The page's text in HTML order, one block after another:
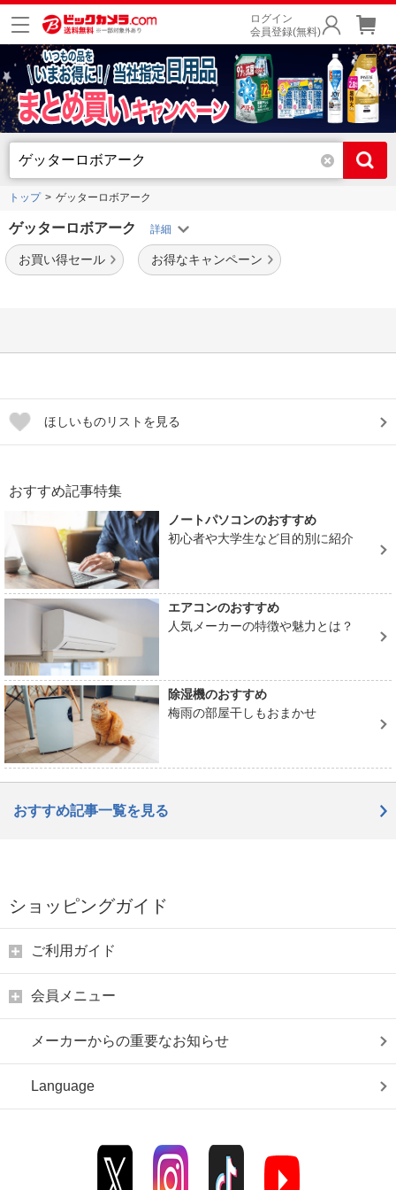
ログイン
会員登録(無料)
トップ ゲッターロボアーク
ゲッターロボアーク
お買い得セール お得なキャンペーン
ほしいものリストを見る
おすすめ記事特集
ノートパソコンのおすすめ
初心者や大学生など目的別に紹介
エアコンのおすすめ
人気メーカーの特徴や魅力とは？
除湿機のおすすめ
梅雨の部屋干しもおまかせ
おすすめ記事一覧を見る
ショッピングガイド
ご利用ガイド
会員メニュー
メーカーからの重要なお知らせ
Language